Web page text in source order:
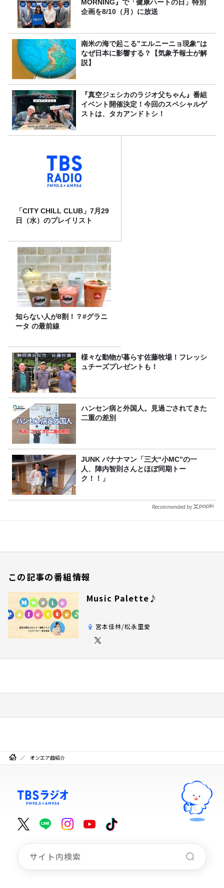
MORNING』で「健康ハートの日」特別
企画を8/10（月）に放送
南米の海で起こる”エルニーニョ現象”は
なぜ日本に影響する？【気象予報士が解
説】
『真空ジェシカのラジオ父ちゃん』番組
イベント開催決定！今回のスペシャルゲ
ストは、タカアンドトシ！
「CITY CHILL CLUB」7月29
日（水）のプレイリスト
知らない人が8割！？#グラニ
ータ の最前線
様々な動物が暮らす佐藤牧場！フレッシ
ュチーズプレゼントも！
ハンセン病と外国人。見過ごされてきた
二重の差別
JUNK バナナマン「三大“小MC”の一
人、陣内智則さんとほぼ同期トー
ク！！」
Recommended by
この記事の番組情報
Music Palette♪
宮本佳林/松永里愛
オンエア曲紹介